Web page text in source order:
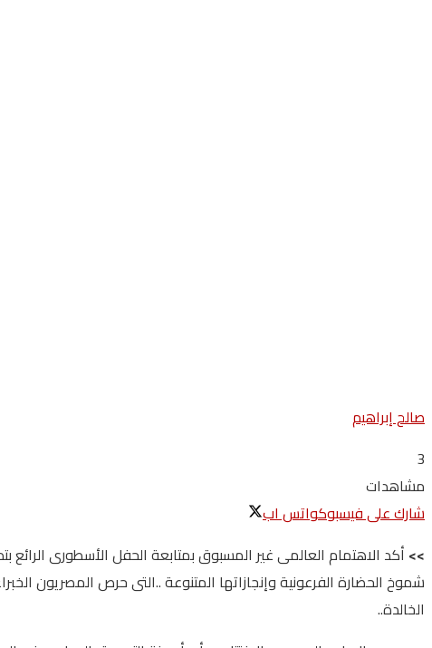
صالح إبراهيم
3
مشاهدات
شارك على فيسبوكواتس اب
>> أكد الاهتمام العالمى غير المسبوق بمتابعة الحفل الأسطورى
شموخ الحضارة الفرعونية وإنجازاتها المتنوعة ..التى حرص المصريون
الخالدة..